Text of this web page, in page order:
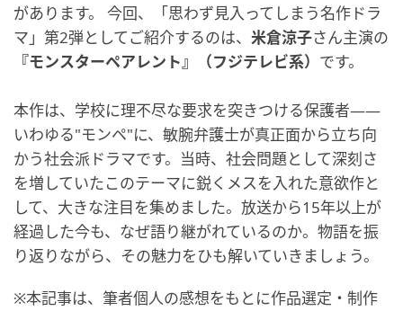
があります。 今回、「思わず見入ってしまう名作ドラ
マ」第2弾としてご紹介するのは、 米倉涼子さん主演の
『モンスターペアレント』（フジテレビ系） です。
本作は、学校に理不尽な要求を突きつける保護者――
いわゆる"モンペ"に、敏腕弁護士が真正面から立ち向
かう社会派ドラマです。当時、社会問題として深刻さ
を増していたこのテーマに鋭くメスを入れた意欲作と
して、大きな注目を集めました。放送から15年以上が
経過した今も、なぜ語り継がれているのか。物語を振
り返りながら、その魅力をひも解いていきましょう。
※本記事は、筆者個人の感想をもとに作品選定・制作